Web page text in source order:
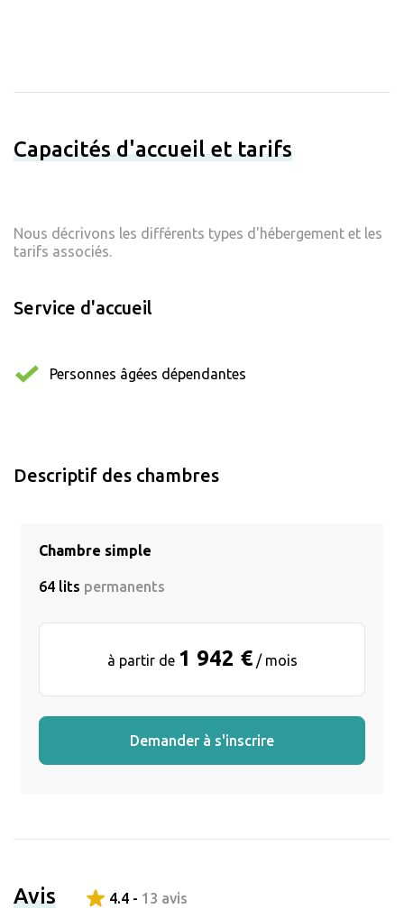
Capacités d'accueil et tarifs
Nous décrivons les différents types d'hébergement et les
tarifs associés.
Service d'accueil
Personnes âgées dépendantes
Descriptif des chambres
Chambre simple
64 lits permanents
à partir de 1 942 €/ mois
Demander à s'inscrire
Avis 4.4 - 13 avis